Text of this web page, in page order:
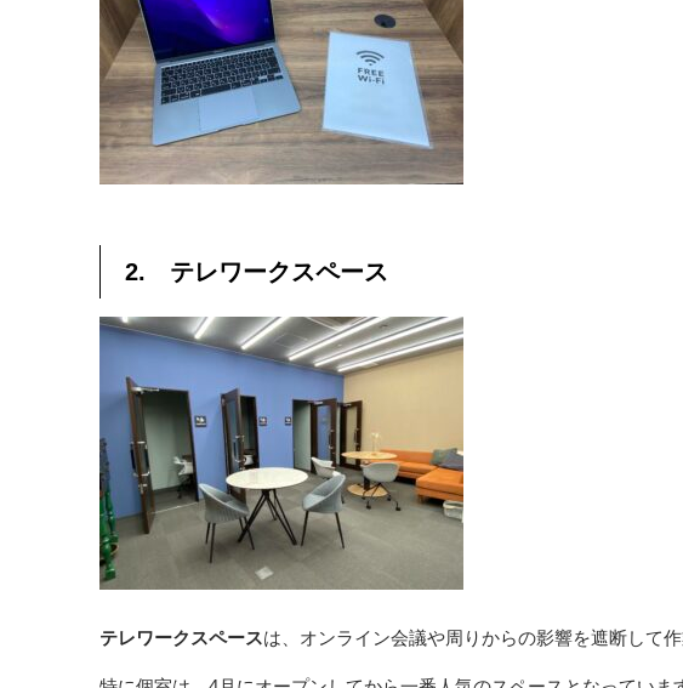
2. テレワークスペース
テレワークスペースは、オンライン会議や周りからの影響を遮断して